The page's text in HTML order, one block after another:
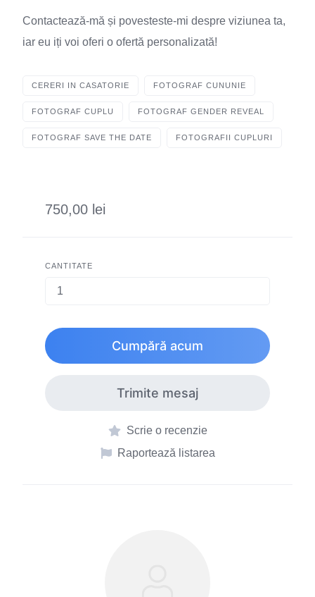
Contactează-mă și povesteste-mi despre viziunea ta,
iar eu iți voi oferi o ofertă personalizată!
CERERI IN CASATORIE FOTOGRAF CUNUNIE
FOTOGRAF CUPLU FOTOGRAF GENDER REVEAL
FOTOGRAF SAVE THE DATE FOTOGRAFII CUPLURI
750,00 lei
CANTITATE
Cumpără acum
Trimite mesaj
Scrie o recenzie
Raportează listarea